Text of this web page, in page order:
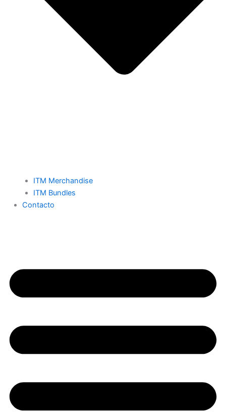
ITM Merchandise
ITM Bundles
Contacto